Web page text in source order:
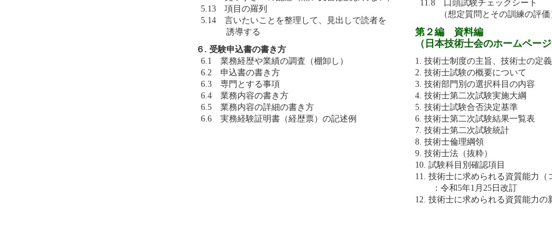
5.13 項目の羅列
5.14 言いたいことを整理して、見出しで読者を
誘導する
６. 受験申込書の書き方
6.1 業務経歴や業績の調査（棚卸し）
6.2 申込書の書き方
6.3 専門とする事項
6.4 業務内容の書き方
6.5 業務内容の詳細の書き方
6.6 実務経験証明書（経歴票）の記述例
11.8 口頭試験チェックシート
（想定質問とその訓練の評価
第２編 資料編
（日本技術士会のホームページ
1. 技術士制度の主旨、技術士の定義
2. 技術士試験の概要について
3. 技術部門別の選択科目の内容
4. 技術士第二次試験実施大綱
5. 技術士試験合否決定基準
6. 技術士第二次試験結果一覧表
7. 技術士第二次試験統計
8. 技術士倫理綱領
9. 技術士法（抜粋）
10. 試験科目別確認項目
11. 技術士に求められる資質能力（
：令和5年1月25日改訂
12. 技術士に求められる資質能力の